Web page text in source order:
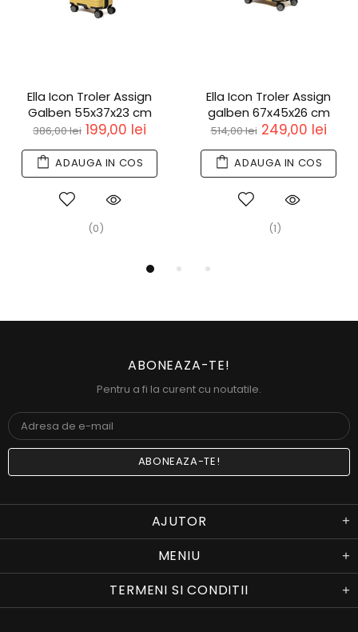
Ella Icon Troler Assign
Galben 55x37x23 cm
386,00 lei 199,00 lei
ADAUGA IN COS
(0)
Ella Icon Troler Assign
galben 67x45x26 cm
514,00 lei 249,00 lei
ADAUGA IN COS
(1)
ABONEAZA-TE!
Pentru a fi la curent cu noutatile.
AJUTOR
MENIU
TERMENI SI CONDITII